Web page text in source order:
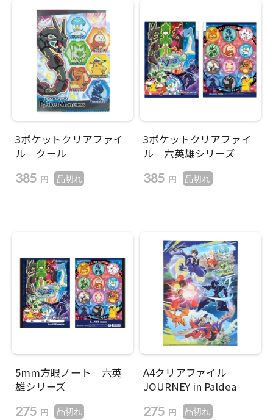
3ポケットクリアファイ
ル クール
385 円 品切れ
3ポケットクリアファイ
ル 六英雄シリーズ
385 円 品切れ
5mm方眼ノート 六英
雄シリーズ
275 円 品切れ
A4クリアファイル
JOURNEY in Paldea
275 円 品切れ